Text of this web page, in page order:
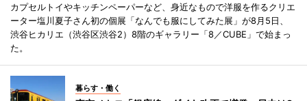
カプセルトイやキッチンペーパーなど、身近なもので洋服を作るクリエ
ーター塩川夏子さん初の個展「なんでも服にしてみた展」が8月5日、
渋谷ヒカリエ（渋谷区渋谷2）8階のギャラリー「8／CUBE」で始まっ
た。
暮らす・働く